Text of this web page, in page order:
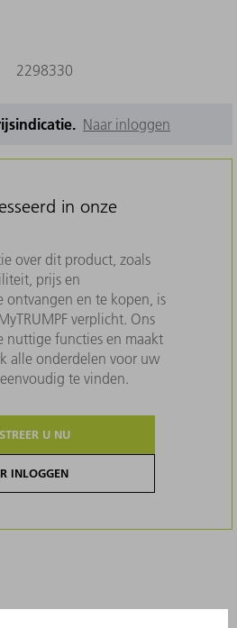
2298330
Naar inloggen
in onze
over dit product, zoals
prijs en
ontvangen en te kopen, is
verplicht. Ons
nuttige functies en maakt
alle onderdelen voor uw
te vinden.
U NU
INLOGGEN